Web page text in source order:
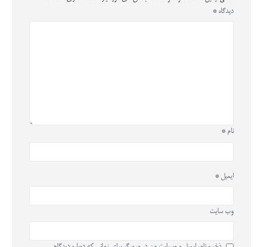
دیدگاه *
نام *
ایمیل *
وب‌ سایت